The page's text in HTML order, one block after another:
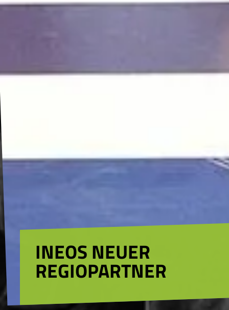
INEOS NEUER
REGIOPARTNER